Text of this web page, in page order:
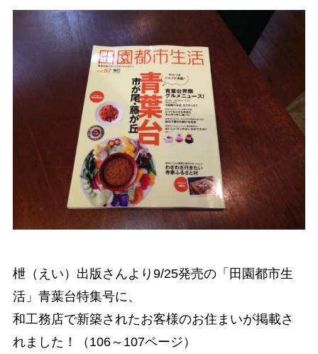
枻（えい）出版さんより9/25発売の「田園都市生
活」青葉台特集号に、
和工務店で新築されたお客様のお住まいが掲載さ
れました！（106～107ページ）